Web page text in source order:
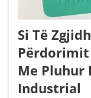
Si Të
Përdorimit
Me Pluhur
Industrial